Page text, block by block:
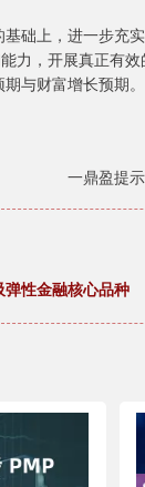
础上，进一步充
力，开展真正有
与财富增长预期。
一鼎盈提
性金融核心品种